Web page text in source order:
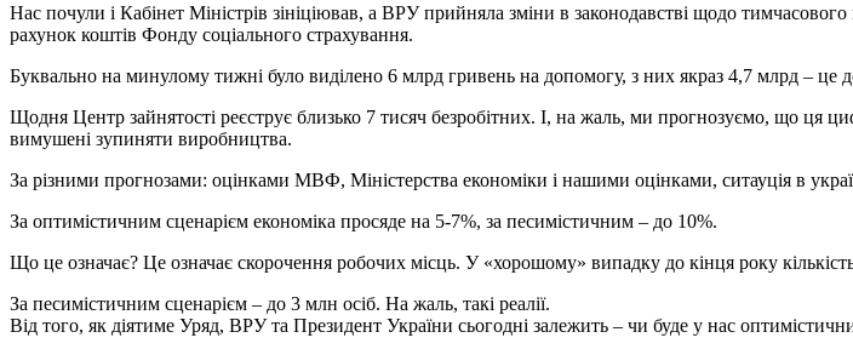
Нас почули і Кабінет Міністрів зініціював, а ВРУ прийняла зміни в законодавстві щодо
рахунок коштів Фонду соціального страхування.
Буквально на минулому тижні було виділено 6 млрд гривень на допомогу, з них якраз 4,7 млрд – це
Щодня Центр зайнятості реєструє близько 7 тисяч безробітних. І, на жаль, ми прогнозуємо, що ця
вимушені зупиняти виробництва.
За різними прогнозами: оцінками МВФ, Міністерства економіки і нашими оцінками, ситауція в
За оптимістичним сценарієм економіка просяде на 5-7%, за песимістичним – до 10%.
Що це означає? Це означає скорочення робочих місць. У «хорошому» випадку до кінця року
За песимістичним сценарієм – до 3 млн осіб. На жаль, такі реалії.
Від того, як діятиме Уряд, ВРУ та Президент України сьогодні залежить – чи буде у нас